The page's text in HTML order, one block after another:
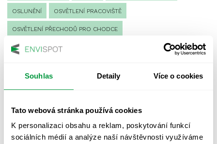
Souhlas Detaily Více o cookies
Tato webová stránka používá cookies
K personalizaci obsahu a reklam, poskytování funkcí
sociálních médií a analýze naší návštěvnosti využíváme
OSLUNĚNÍ OSVĚTLENÍ PRACOVIŠTĚ
OSVĚTLENÍ PŘECHODŮ PRO CHODCE
OSVĚTLENÍ SPORTOVIŠŤ
VÝPOČET OSVĚTLENÍ VÝPOČET ZASTÍNĚNÍ